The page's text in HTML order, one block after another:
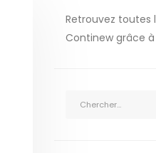
Retrouvez toutes
Continew grâce